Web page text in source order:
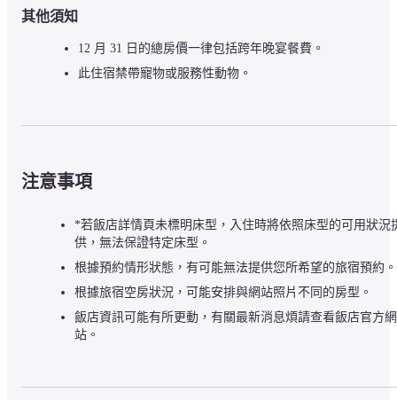
其他須知
12 月 31 日的總房價一律包括跨年晚宴餐費。
此住宿禁帶寵物或服務性動物。
注意事項
*若飯店詳情頁未標明床型，入住時將依照床型的可用狀況
供，無法保證特定床型。
根據預約情形狀態，有可能無法提供您所希望的旅宿預約。
根據旅宿空房狀況，可能安排與網站照片不同的房型。
飯店資訊可能有所更動，有關最新消息煩請查看飯店官方網
站。